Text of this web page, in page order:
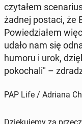
czy­ta­łem
żadnej postaci, że
Po­wie­dzia­łem
udało nam się
humoru i urok,
po­ko­cha­li" –
PAP Life / Adriana